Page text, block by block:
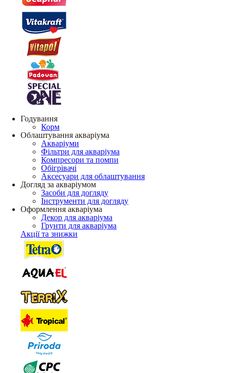
Годування
Корм
Облаштування акваріума
Акваріуми
Фільтри для акваріума
Компресори та помпи
Обігрівачі
Аксесуари для облаштування
Догляд за акваріумом
Засоби для догляду
Інструменти для догляду
Оформлення акваріума
Декор для акваріума
Грунти для акваріума
Акції та знижки